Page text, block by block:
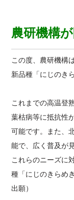
農研機構
この度、農研機構
新品種「にじのき
これまでの高温登
葉枯病等に抵抗性
可能です。また、
能で、広く普及が
これらのニーズに
種「にじのきらめ
出願）